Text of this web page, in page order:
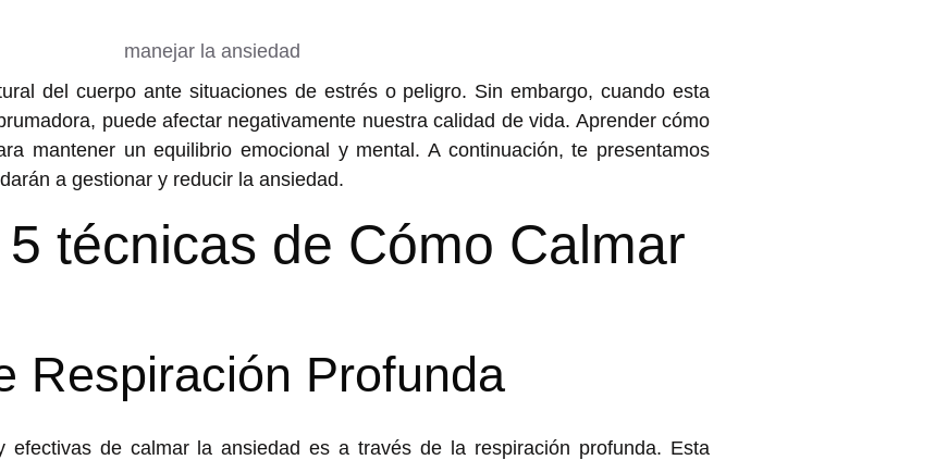
del cuerpo ante situaciones de estrés o peligro. Sin embargo, cuando esta
puede afectar negativamente nuestra calidad de vida. Aprender cómo
mantener un equilibrio emocional y mental. A continuación, te presentamos
a gestionar y reducir la ansiedad.
técnicas de Cómo Calmar
Respiración Profunda
efectivas de calmar la ansiedad es a través de la respiración profunda. Esta